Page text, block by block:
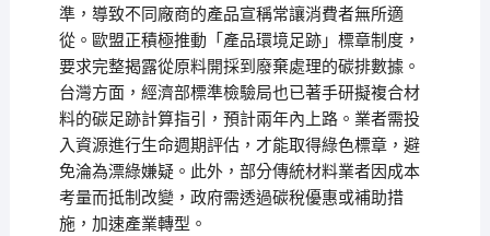
準，導致不同廠商的產品宣稱常讓消費者無所適
從。歐盟正積極推動「產品環境足跡」標章制度，
要求完整揭露從原料開採到廢棄處理的碳排數據。
台灣方面，經濟部標準檢驗局也已著手研擬複合材
料的碳足跡計算指引，預計兩年內上路。業者需投
入資源進行生命週期評估，才能取得綠色標章，避
免淪為漂綠嫌疑。此外，部分傳統材料業者因成本
考量而抵制改變，政府需透過碳稅優惠或補助措
施，加速產業轉型。